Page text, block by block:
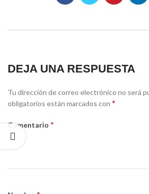
DEJA UNA RESPUESTA
Tu dirección de correo electrónico no será
obligatorios están marcados con *
Comentario *